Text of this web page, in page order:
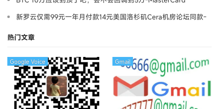
新罗云仅需99元一年月付款14元美国洛杉矶Cera机房论坛同款-
热门文章
Google Voice Gmail